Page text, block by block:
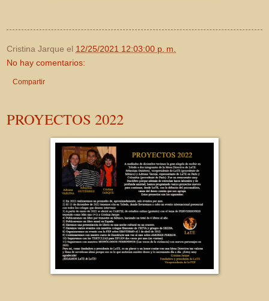
Cristina Jarque el 12/25/2021 12:03:00 p. m.
No hay comentarios:
Compartir
PROYECTOS 2022